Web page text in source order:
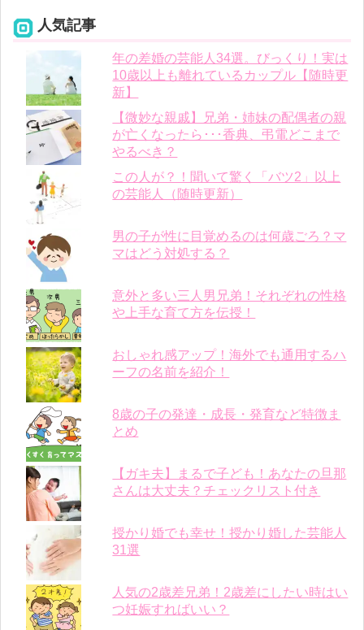
人気記事
年の差婚の芸能人34選。びっくり！実は
10歳以上も離れているカップル【随時更
新】
【微妙な親戚】兄弟・姉妹の配偶者の親
が亡くなったら･･･香典、弔電どこまで
やるべき？
この人が？！聞いて驚く「バツ2」以上
の芸能人（随時更新）
男の子が性に目覚めるのは何歳ごろ？マ
マはどう対処する？
意外と多い三人男兄弟！それぞれの性格
や上手な育て方を伝授！
おしゃれ感アップ！海外でも通用するハ
ーフの名前を紹介！
8歳の子の発達・成長・発育など特徴ま
とめ
【ガキ夫】まるで子ども！あなたの旦那
さんは大丈夫？チェックリスト付き
授かり婚でも幸せ！授かり婚した芸能人
31選
人気の2歳差兄弟！2歳差にしたい時はい
つ妊娠すればいい？